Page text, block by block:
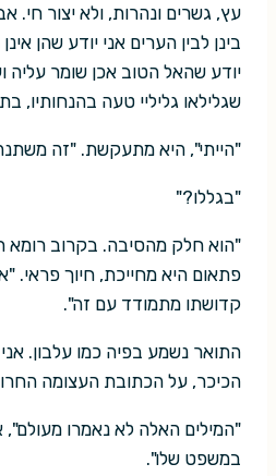
עץ, גשרים ונהרות, ולא יצור חי.
בינן לבין הערים אני יודע שהן
יודע שהאל הטוב אכן שומר עליה
שגלילאו גליליי טעה בהנחותיו,
"הייתי", היא מתעקשת. "זה
"בגללו?"
"הוא חלק מהסיבה. בקרוב רומא
פתאום היא מחייכת, חיוך פראי.
קדושתו מתמודד עם זה".
התואר נשמע בפיה כמו עלבון.
הכיכר, על הכתובת העצומה
"המילים האלה לא נאמרו מעולם",
במשפט שלו".